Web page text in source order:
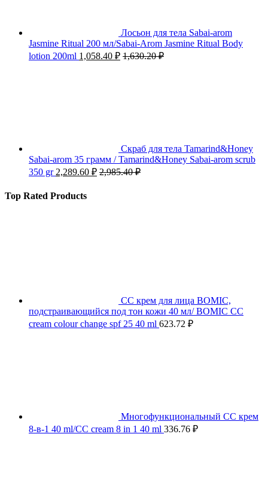
Лосьон для тела Sabai-arom
Jasmine Ritual 200 мл/Sabai-Arom Jasmine Ritual Body
lotion 200ml 1,058.40 ₽ 1,630.20₽
Скраб для тела Tamarind&Honey
Sabai-arom 35 грамм / Tamarind&Honey Sabai-arom scrub
350 gr 2,289.60 ₽ 2,985.40₽
Top Rated Products
СС крем для лица BOMIC,
подстраивающийся под тон кожи 40 мл/ BOMIC CC
cream colour change spf 25 40 ml 623.72 ₽
Многофункциональный СС крем
8-в-1 40 ml/CC cream 8 in 1 40 ml 336.76 ₽